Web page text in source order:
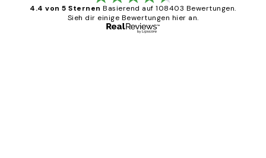
4.4 von 5 Sternen Basierend auf 108403 Bewertungen.
Sieh dir einige Bewertungen hier an.